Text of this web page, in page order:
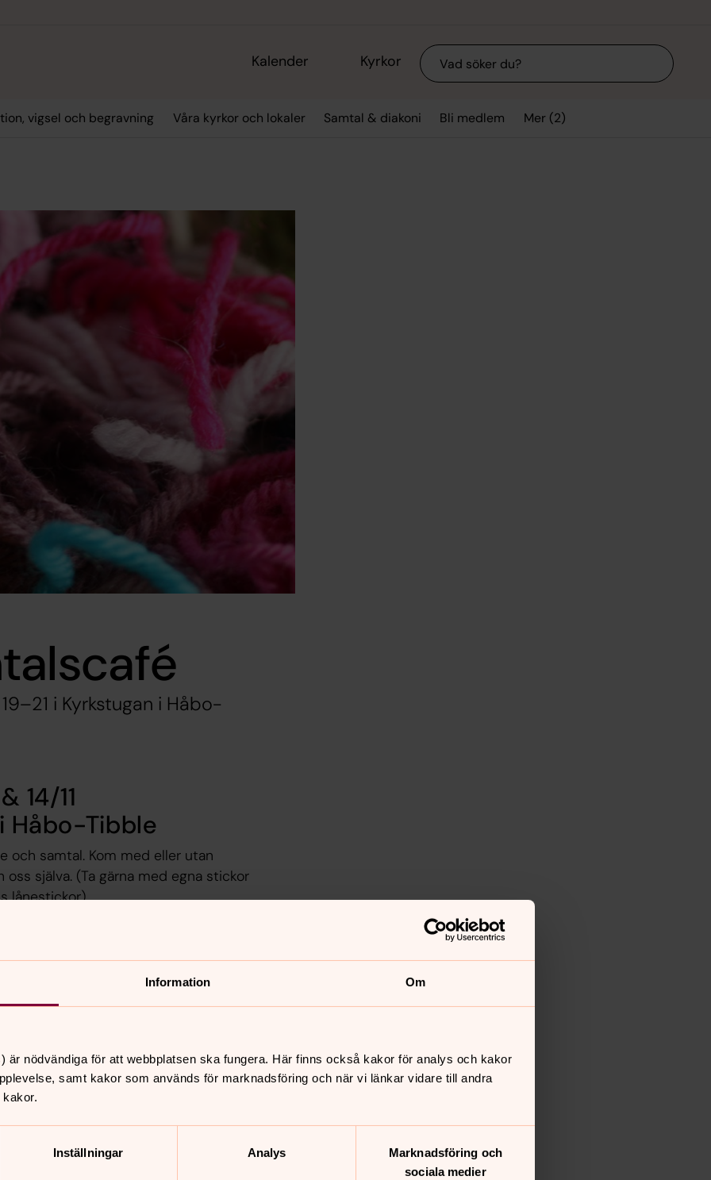
Information Om
är nödvändiga för att webbplatsen ska fungera. Här finns också kakor för analys och kakor
samt kakor som används för marknadsföring och när vi länkar vidare till andra
Inställningar Analys
Marknadsföring och
sociala medier
Kalender Kyrkor Sök
vigsel och begravning Våra kyrkor och lokaler Samtal & diakoni Bli medlem Mer (2)
i Kyrkstugan i Håbo-
14/11
Håbo-Tibble
och samtal. Kom med eller utan
själva. (Ta gärna med egna stickor
lånestickor).